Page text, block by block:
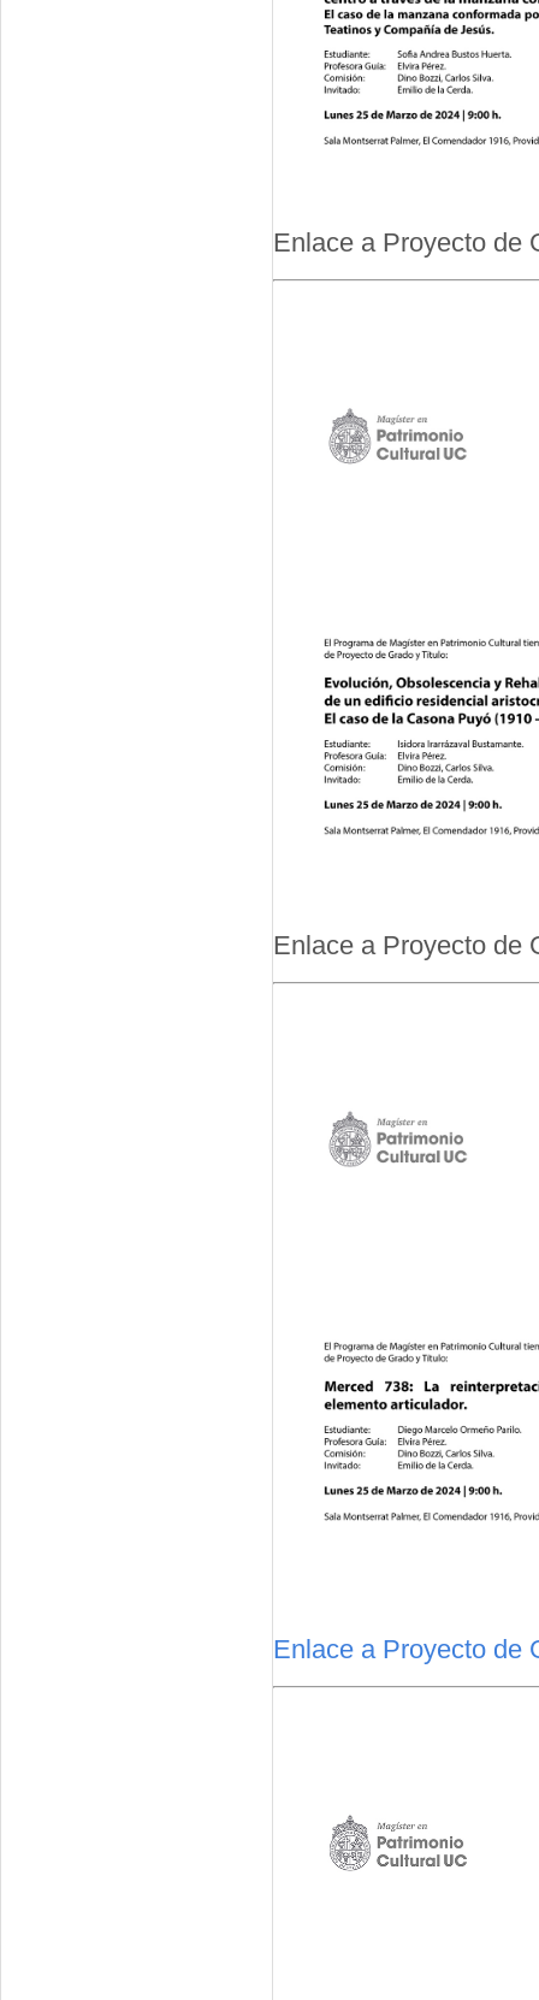
Enlace a Proyecto de
Enlace a Proyecto de
Enlace a Proyecto de